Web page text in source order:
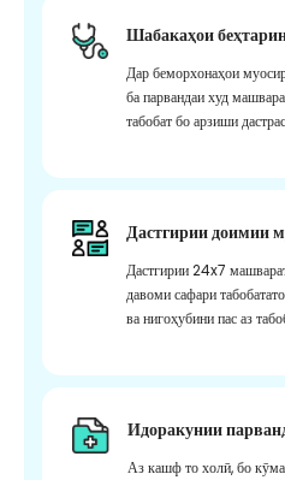
Шабакаҳои
Дар беморхонаҳои
ба парвандаи худ
табобат бо арзиши
Дастгирии доимии
Дастгирии 24x7
давоми сафари
ва нигоҳубини пас аз
Идоракунии
Аз кашф то холӣ, бо